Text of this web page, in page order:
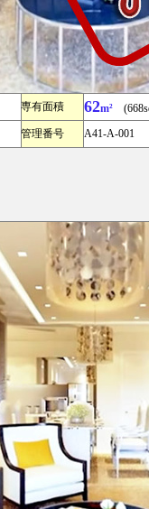
専有面積 62m²
管理番号 A41-A-001